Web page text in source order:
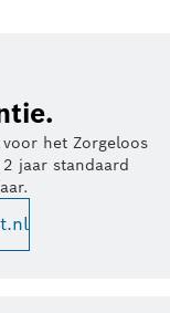
het Zorgeloos
jaar standaard